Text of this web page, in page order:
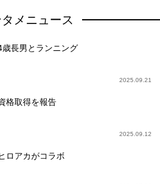
メニュース
長男とランニング
2025.09.21
格取得を報告
2025.09.12
ロアカがコラボ